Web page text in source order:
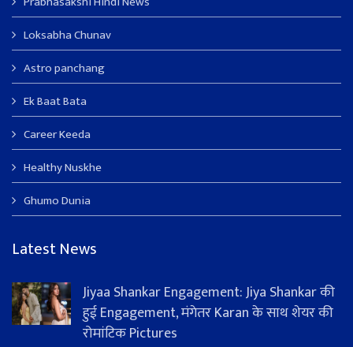
Loksabha Chunav
Astro panchang
Ek Baat Bata
Career Keeda
Healthy Nuskhe
Ghumo Dunia
Latest News
Jiyaa Shankar Engagement: Jiya Shankar की
हुई Engagement, मंगेतर Karan के साथ शेयर की
रोमांटिक Pictures